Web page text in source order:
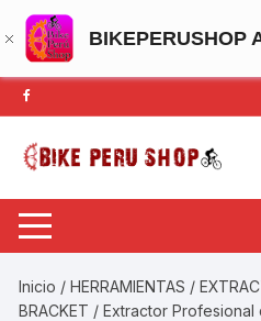
BIKEPERUSHOP
Saltar
al
contenido
Inicio /HERRAMIENTAS /
BRACKET / Extractor Profesional